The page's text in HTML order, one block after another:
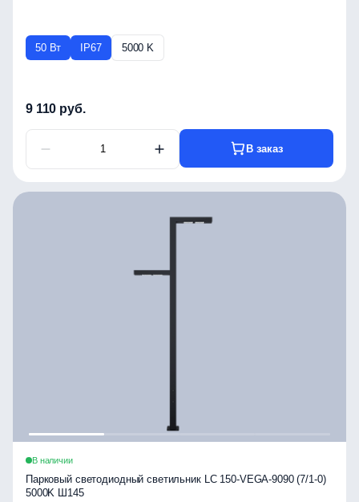
50 Вт IP67 5000 K
9 110 руб.
В заказ
В наличии
Парковый светодиодный светильник LC 150-VEGA-9090 (7/1-0)
5000K Ш145